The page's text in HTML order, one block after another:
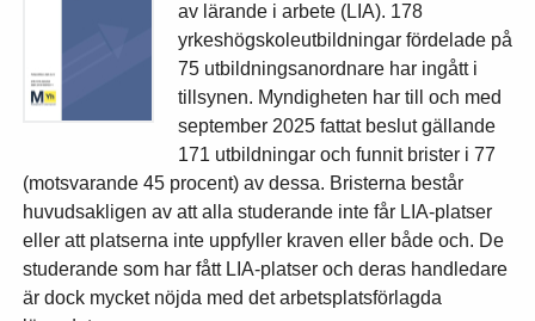
av lärande i arbete (LIA). 178
yrkeshögskoleutbildningar fördelade på
75 utbildningsanordnare har ingått i
tillsynen. Myndigheten har till och med
september 2025 fattat beslut gällande
171 utbildningar och funnit brister i 77
(motsvarande 45 procent) av dessa. Bristerna består
huvudsakligen av att alla studerande inte får LIA-platser
eller att platserna inte uppfyller kraven eller både och. De
studerande som har fått LIA-platser och deras handledare
är dock mycket nöjda med det arbetsplatsförlagda